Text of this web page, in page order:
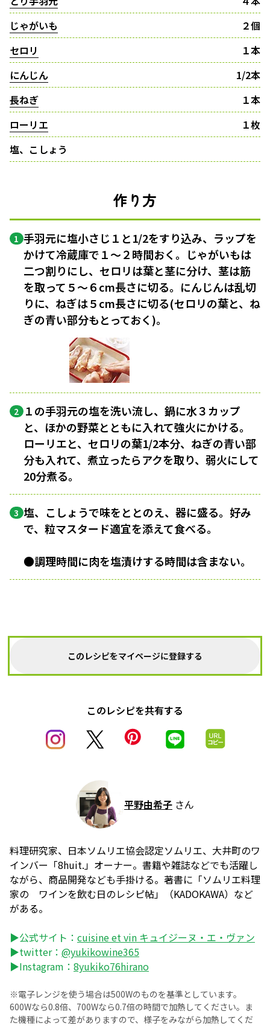
じゃがいも
２個
セロリ
１本
にんじん
1/2本
長ねぎ
１本
ローリエ
１枚
塩、こしょう
作り方
1 手羽元に塩小さじ１と1/2をすり込み、ラップを
かけて冷蔵庫で１〜２時間おく。じゃがいもは
二つ割りにし、セロリは葉と茎に分け、茎は筋
を取って５〜６cm長さに切る。にんじんは乱切
りに、ねぎは５cm長さに切る(セロリの葉と、ね
ぎの青い部分もとっておく)。
2 １の手羽元の塩を洗い流し、鍋に水３カップ
と、ほかの野菜とともに入れて強火にかける。
ローリエと、セロリの葉1/2本分、ねぎの青い部
分も入れて、煮立ったらアクを取り、弱火にして
20分煮る。
3 塩、こしょうで味をととのえ、器に盛る。好み
で、粒マスタード適宜を添えて食べる。
●調理時間に肉を塩漬けする時間は含まない。
このレシピをマイページに登録する
このレシピを共有する
平野由希子 さん
料理研究家、日本ソムリエ協会認定ソムリエ、大井町のワ
インバー「8huit.」オーナー。書籍や雑誌などでも活躍し
ながら、商品開発なども手掛ける。著書に「ソムリエ料理
家の ワインを飲む日のレシピ帖」（KADOKAWA）など
がある。
▶公式サイト： cuisine et vin キュイジーヌ・エ・ヴァン
▶twitter： @yukikowine365
▶Instagram： 8yukiko76hirano
※電子レンジを使う場合は500Wのものを基準としています。
600Wなら0.8倍、700Wなら0.7倍の時間で加熱してください。ま
た機種によって差がありますので、様子をみながら加熱してくだ